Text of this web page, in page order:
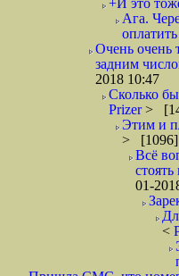
+И это
Ага.
Очень очень
задним
2018 10:47
Сколько
Prizer>
Этим и
> [1096]
Всё
01-
<